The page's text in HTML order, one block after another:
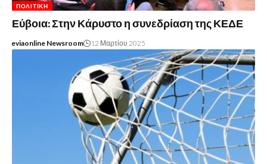
ΠΟΛΙΤΙΚΉ
Εύβοια: Στην Κάρυστο η συνεδρίαση της ΚΕΔΕ
eviaonline Newsroom 12 Μαρτίου 2025